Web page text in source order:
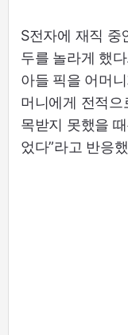
S전자에 재직 중
두를 놀라게 했
아들 픽을 어머
머니에게 전적
목받지 못했을
었다”라고 반응